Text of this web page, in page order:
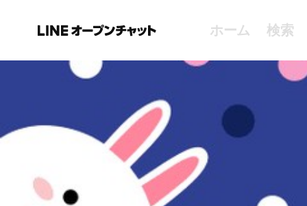
ホーム 検索